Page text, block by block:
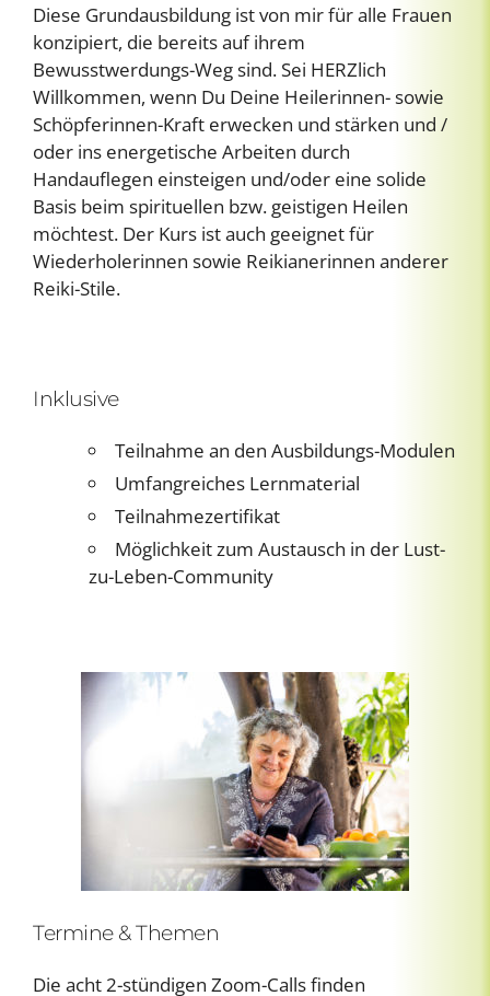
Diese Grundausbildung ist von mir für alle Frauen
konzipiert, die bereits auf ihrem
Bewusstwerdungs-Weg sind.Sei HERZlich
Willkommen, wenn Du Deine Heilerinnen- sowie
Schöpferinnen-Kraft erwecken und stärken und /
oder ins energetische Arbeiten durch
Handauflegen einsteigen und/oder eine solide
Basis beim spirituellen bzw. geistigen Heilen
möchtest. Der Kurs ist auch geeignet für
Wiederholerinnen sowie Reikianerinnen anderer
Reiki-Stile.
Inklusive
Teilnahme an den Ausbildungs-Modulen
Umfangreiches Lernmaterial
Teilnahmezertifikat
Möglichkeit zum Austausch in der Lust-
zu-Leben-Community
Termine & Themen
Die acht 2-stündigen Zoom-Calls finden